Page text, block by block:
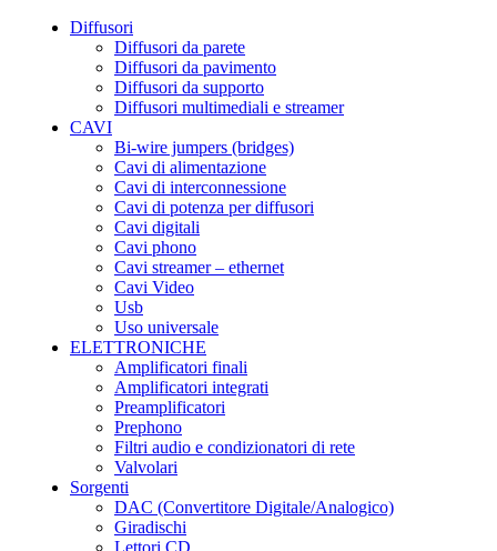
Diffusori
Diffusori da parete
Diffusori da pavimento
Diffusori da supporto
Diffusori multimediali e streamer
CAVI
Bi-wire jumpers (bridges)
Cavi di alimentazione
Cavi di interconnessione
Cavi di potenza per diffusori
Cavi digitali
Cavi phono
Cavi streamer – ethernet
Cavi Video
Usb
Uso universale
ELETTRONICHE
Amplificatori finali
Amplificatori integrati
Preamplificatori
Prephono
Filtri audio e condizionatori di rete
Valvolari
Sorgenti
DAC (Convertitore Digitale/Analogico)
Giradischi
Lettori CD